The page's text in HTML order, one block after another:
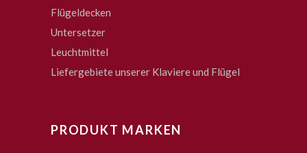
Flügeldecken
Untersetzer
Leuchtmittel
Liefergebiete unserer Klaviere und Flügel
PRODUKT MARKEN